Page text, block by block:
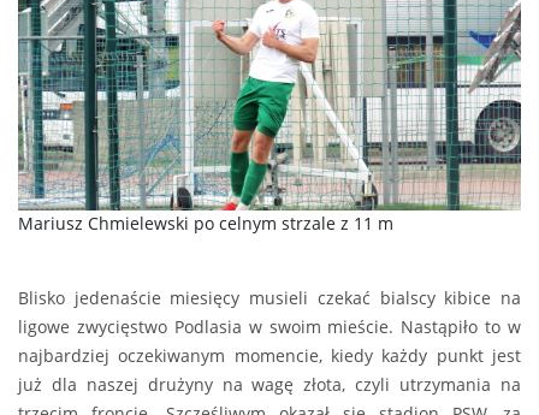
Mariusz Chmielewski po celnym strzale z 11 m
Blisko jedenaście miesięcy musieli czekać bialscy kibice na
ligowe zwycięstwo Podlasia w swoim mieście. Nastąpiło to w
najbardziej oczekiwanym momencie, kiedy każdy punkt jest
już dla naszej drużyny na wagę złota, czyli utrzymania na